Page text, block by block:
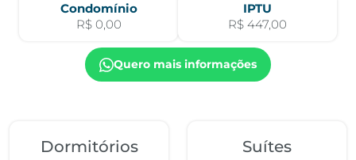
Condomínio
R$ 0,00
IPTU
R$ 447,00
Quero mais informações
Dormitórios Suítes